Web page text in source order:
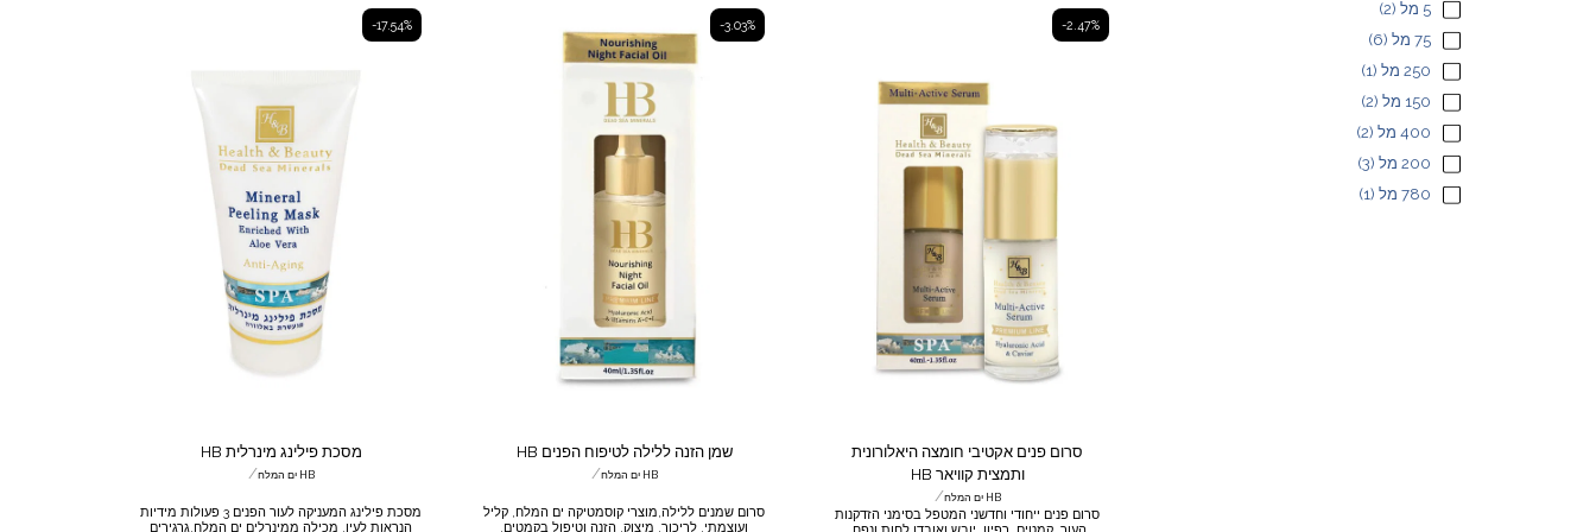
(2)
(6)
(1)
(2)
(2)
(3)
(1)
חמניות, תמצית קלנדולה, שמן רוז היפ, תמצית זרעי
אפקט של הבהרה ומטפל בכתמים. ויטמין
B5:להגברת הלחות והגמישות. הסרום מועשר
בתמציות שמן גזר, שמן זית, שמן נר הלילה, שמן רוז
המרכיבים נותן לעור מעטפת לחות, גמישות ומראה
קורן. מומלץ: לכל אישה מעל גיל 25, לכל סוגי העור.
-2.47%
סרום פנים אקטיבי חומצה היאלורונית
ותמצית קוויאר HB
HB ים המלח /
סרום פנים ייחודי וחדשני המטפל בסימני הזדקנות
-3.03%
שמן הזנה ללילה לטיפוח הפנים HB
HB ים המלח /
סרום שמנים ללילה,מוצרי קוסמטיקה ים המלח, קליל
ועוצמתי, לריכוך, מיצוק, הזנה וטיפול בקמטים.
-17.54%
מסכת פילינג מינרלית HB
HB ים המלח /
מסכת פילינג המעניקה לעור הפנים 3 פעולות מידיות
הנראות לעין. מכילה ממינרלים ים המלח,גרגירים